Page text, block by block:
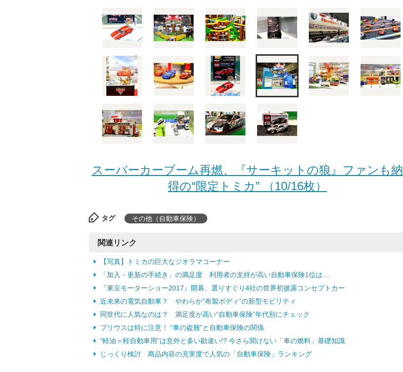
スーパーカーブーム再燃、『サーキットの狼』ファンも納
得の“限定トミカ” （10/16枚）
タグ その他（自動車保険）
関連リンク
【写真】トミカの巨大なジオラマコーナー
「加入・更新の手続き」の満足度 利用者の支持が高い自動車保険1位は…
『東京モーターショー2017』開幕、選りすぐり4社の世界初披露コンセプトカー
近未来の電気自動車？ やわらか“布製ボディ”の新型モビリティ
同世代に人気なのは？ 満足度が高い“自動車保険”年代別にチェック
プリウスは特に注意！ “車の盗難”と自動車保険の関係
“軽油＝軽自動車用”は意外と多い勘違い!? 今さら聞けない「車の燃料」基礎知識
じっくり検討 商品内容の充実度で人気の「自動車保険」ランキング